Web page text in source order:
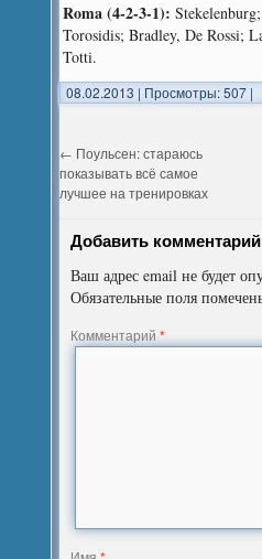
Roma (4-2-3-1):
Torosidis; Bradley, De Rossi;
Totti.
08.02.2013 | Просмотры: 507 |
← Поульсен: стараюсь
показывать всё самое
лучшее на тренировках
Добавить комментарий
Ваш адрес email не будет
Обязательные поля
Комментарий*